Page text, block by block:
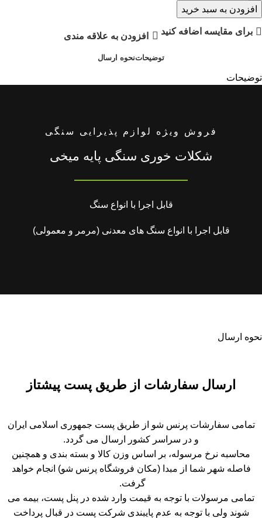
افزودن به سبد خرید
برای مقایسه اضافه کنید افزودن به علاقه مندی
توضیحاتنحوه ارسال
توضیحات
فروش ویژه لوازم پذیرایی سنگی
شکلات خوری سنگی پایه میخی
قابل اجرا با انواع سنگ
قابل اجرا با انواع سنگ های معدنی (مرمر و معمولی)
نحوه ارسال
ارسال سفارشات از طریق پست پیشتاز
تمامی سفارشات پرنس شو از طریق پست جمهوری اسلامی ایران
و در سراسر کشور ارسال می گردد.
محاسبه نرخ مرسوله، بر اساس وزن کالا و بسته بندی و همچنین
فاصله شهر شما از مبدا (مکان فروشگاه پرنس شو) انجام خواهد
گرفت.
تمامی مرسولات با توجه به قیمت وارد شده در پنل پست، بیمه می
شوند ولی با توجه به عدم پایبندی شرکت پست در قبال پرداخت